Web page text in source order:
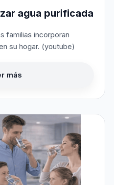
agua purificada
familias incorporan
su hogar. (youtube)
más